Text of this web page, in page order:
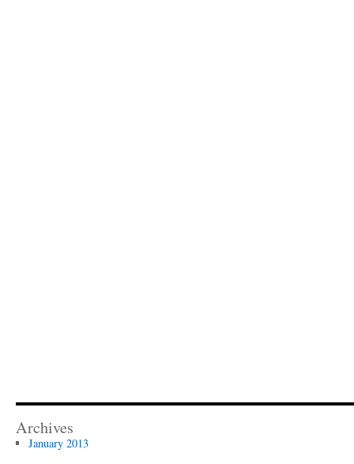
Archives
January 2013